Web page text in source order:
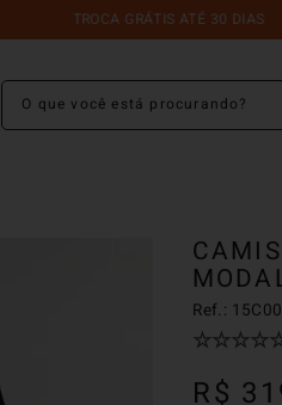
TROCA GRÁTIS ATÉ 30 DIAS
O que você está procurando?
Ref.:
☆☆☆☆
R$